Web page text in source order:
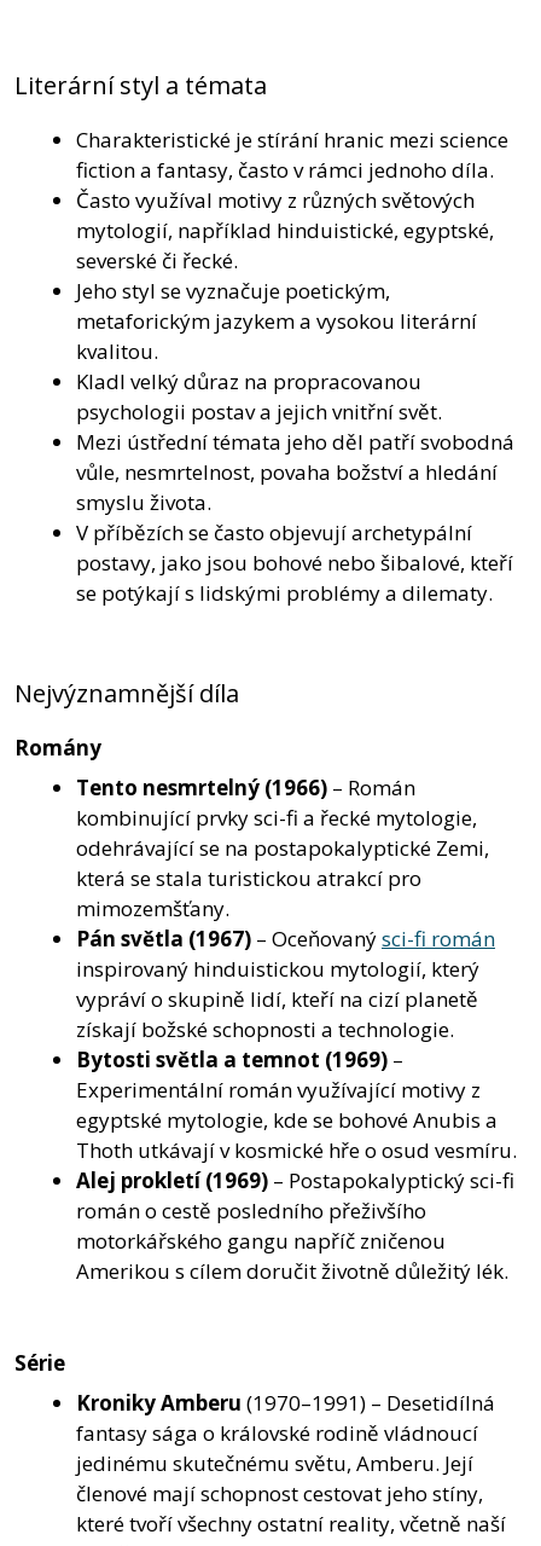
Literární styl a témata
Charakteristické je stírání hranic mezi science
fiction a fantasy, často v rámci jednoho díla.
Často využíval motivy z různých světových
mytologií, například hinduistické, egyptské,
severské či řecké.
Jeho styl se vyznačuje poetickým,
metaforickým jazykem a vysokou literární
kvalitou.
Kladl velký důraz na propracovanou
psychologii postav a jejich vnitřní svět.
Mezi ústřední témata jeho děl patří svobodná
vůle, nesmrtelnost, povaha božství a hledání
smyslu života.
V příbězích se často objevují archetypální
postavy, jako jsou bohové nebo šibalové, kteří
se potýkají s lidskými problémy a dilematy.
Nejvýznamnější díla
Romány
Tento nesmrtelný (1966) – Román
kombinující prvky sci-fi a řecké mytologie,
odehrávající se na postapokalyptické Zemi,
která se stala turistickou atrakcí pro
mimozemšťany.
Pán světla (1967) – Oceňovanýsci-fi román
inspirovaný hinduistickou mytologií, který
vypráví o skupině lidí, kteří na cizí planetě
získají božské schopnosti a technologie.
Bytosti světla a temnot (1969) –
Experimentální román využívající motivy z
egyptské mytologie, kde se bohové Anubis a
Thoth utkávají v kosmické hře o osud vesmíru.
Alej prokletí(1969) – Postapokalyptický sci-fi
román o cestě posledního přeživšího
motorkářského gangu napříč zničenou
Amerikou s cílem doručit životně důležitý lék.
Série
Kroniky Amberu (1970–1991) – Desetidílná
fantasy sága o královské rodině vládnoucí
jedinému skutečnému světu, Amberu. Její
členové mají schopnost cestovat jeho stíny,
které tvoří všechny ostatní reality, včetně naší